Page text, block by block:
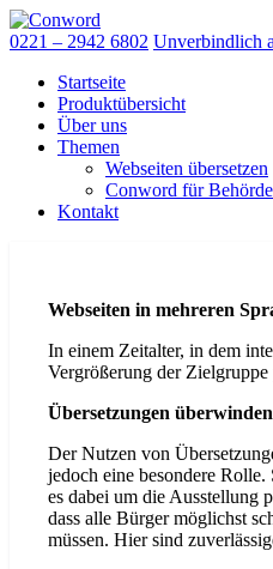
Skip
to
content
0221 – 2942 6802 Unverbindlich
Startseite
Produktübersicht
Über uns
Themen
Webseiten übersetzen
Conword für
Kontakt
Webseiten in mehreren
In einem Zeitalter, in dem
Vergrößerung der
Übersetzungen
Der Nutzen von
jedoch eine besondere
es dabei um die Ausstellung
dass alle Bürger möglichst
müssen. Hier sind